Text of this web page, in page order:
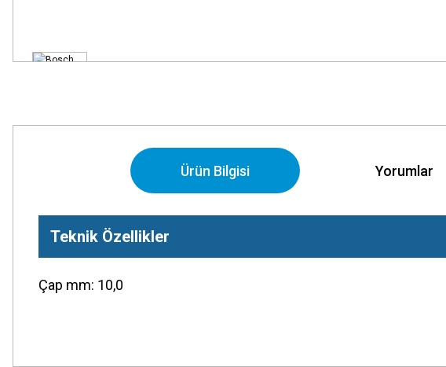
Ürün Bilgisi Yorumlar
Teknik Özellikler
Çap mm: 10,0
Görüş ve önerileriniz için teşekkür ederiz.